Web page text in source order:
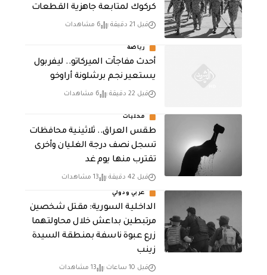
كركوك لمتابعة جاهزية القطعات
قبل 21 دقيقة 6 مشاهدات
رياضة
أحدث مفاجآت الميركاتو.. ليفربول
يستعير نجم برشلونة أراوخو
قبل 22 دقيقة 6 مشاهدات
محليات
طقس العراق.. ثلاثينية محافظات
تسجل نصف درجة الغليان وأخرى
تقترب منها يوم غد
قبل 42 دقيقة 13 مشاهدات
عربي ودولي
الداخلية السورية: مقتل شخصين
مرتبطين بداعش خلال محاولتهما
زرع عبوة ناسفة بمنطقة السيدة
زينب
قبل 10 ساعات 13 مشاهدات